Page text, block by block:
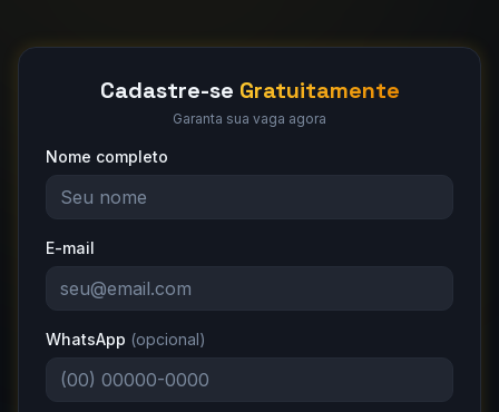
Cadastre-se Gratuitamente
Garanta sua vaga agora
Nome completo
E-mail
WhatsApp (opcional)